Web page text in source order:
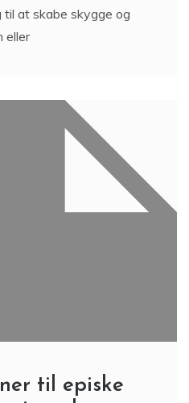
at skabe skygge og
eller
til episke